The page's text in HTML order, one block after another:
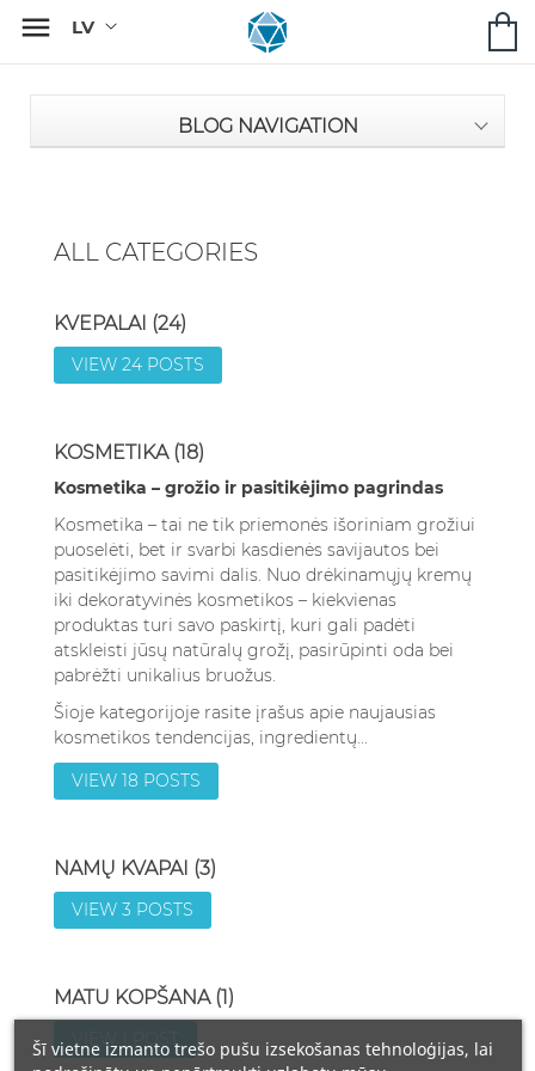

BLOG NAVIGATION
ALL CATEGORIES
KVEPALAI (24)
VIEW 24 POSTS
KOSMETIKA (18)
Kosmetika – grožio ir pasitikėjimo pagrindas
Kosmetika – tai ne tik priemonės išoriniam grožiui
puoselėti, bet ir svarbi kasdienės savijautos bei
pasitikėjimo savimi dalis. Nuo drėkinamųjų kremų
iki dekoratyvinės kosmetikos – kiekvienas
produktas turi savo paskirtį, kuri gali padėti
atskleisti jūsų natūralų grožį, pasirūpinti oda bei
pabrėžti unikalius bruožus.
Šioje kategorijoje rasite įrašus apie naujausias
kosmetikos tendencijas, ingredientų...
VIEW 18 POSTS
NAMŲ KVAPAI (3)
VIEW 3 POSTS
MATU KOPŠANA (1)
VIEW 1 POST
Šī vietne izmanto trešo pušu izsekošanas tehnoloģijas, lai